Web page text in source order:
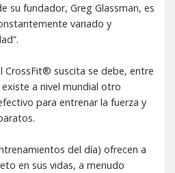
su fundador, Greg Glassman, es
variado y
CrossFit® suscita se debe, entre
a nivel mundial otro
para entrenar la fuerza y
del día) ofrecen a
en sus vidas, a menudo